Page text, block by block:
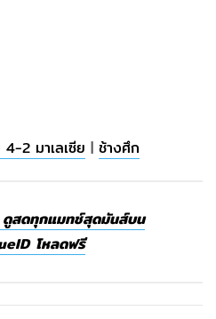
2 มาเลเซีย | ช้างศึก
ดูสดทุกแมทช์สุดมันส์บน
โหลดฟรี